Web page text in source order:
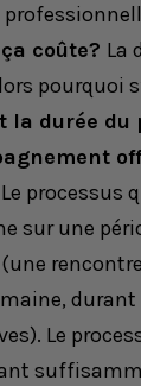
coûte? La
pourquoi
la durée du
Le processus
sur une
Le